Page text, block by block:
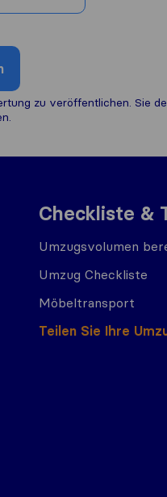
zu veröffentlichen. Sie
Checkliste &
Umzugsvolumen
Umzug Checkliste
Möbeltransport
Teilen Sie Ihre